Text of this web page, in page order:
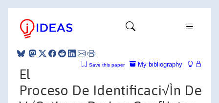
My bibliography
Save this paper
El
Proceso De Identificaci√Ìn De